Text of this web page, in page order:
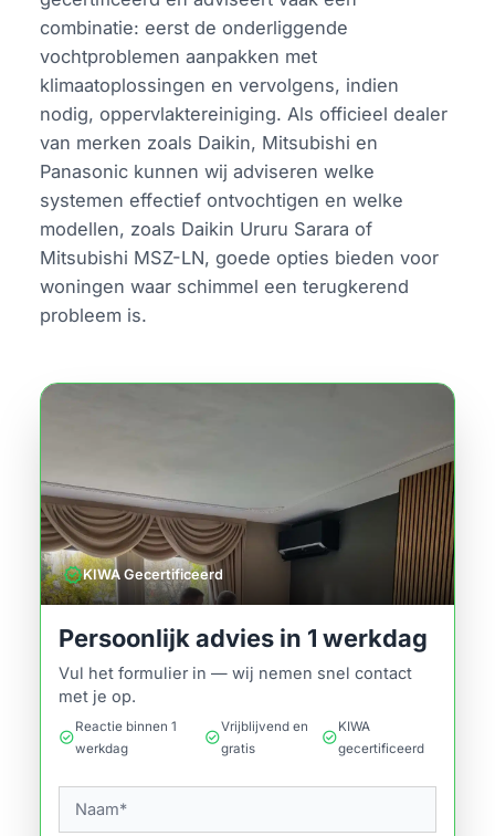
combinatie: eerst de onderliggende
vochtproblemen aanpakken met
klimaatoplossingen en vervolgens, indien
nodig, oppervlaktereiniging. Als officieel dealer
van merken zoals Daikin, Mitsubishi en
Panasonic kunnen wij adviseren welke
systemen effectief ontvochtigen en welke
modellen, zoals Daikin Ururu Sarara of
Mitsubishi MSZ-LN, goede opties bieden voor
woningen waar schimmel een terugkerend
probleem is.
verifiedKIWA Gecertificeerd
Persoonlijk advies in 1 werkdag
Vul het formulier in — wij nemen snel contact
met je op.
check_circle
Reactie binnen 1
werkdag
check_circle
Vrijblijvend en
gratis
check_circle
KIWA
gecertificeerd